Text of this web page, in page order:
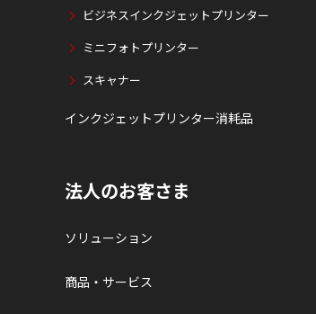
ビジネスインクジェットプリンター
ミニフォトプリンター
スキャナー
インクジェットプリンター消耗品
法人のお客さま
ソリューション
商品・サービス